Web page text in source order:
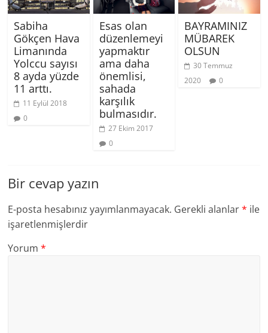
Sabiha
Gökçen Hava
Limanında
Yolccu sayısı
8 ayda yüzde
11 arttı.
11 Eylül 2018
0
Esas olan
düzenlemeyi
yapmaktır
ama daha
önemlisi,
sahada
karşılık
bulmasıdır.
27 Ekim 2017
0
BAYRAMINIZ
MÜBAREK
OLSUN
30 Temmuz
2020
0
Bir cevap yazın
E-posta hesabınız yayımlanmayacak. Gerekli alanlar* ile
işaretlenmişlerdir
Yorum*